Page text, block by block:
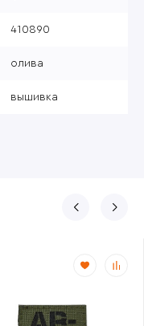
410890
олива
вышивка